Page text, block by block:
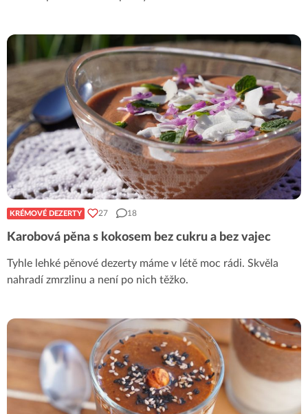
KRÉMOVÉ DEZERTY 27 18
Karobová pěna s kokosem bez cukru a bez vajec
Tyhle lehké pěnové dezerty máme v létě moc rádi. Skvěla
nahradí zmrzlinu a není po nich těžko.